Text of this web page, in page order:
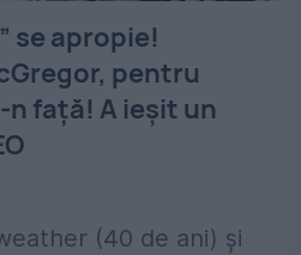
se apropie!
pentru
n față! A ieșit un
(40 de ani) și